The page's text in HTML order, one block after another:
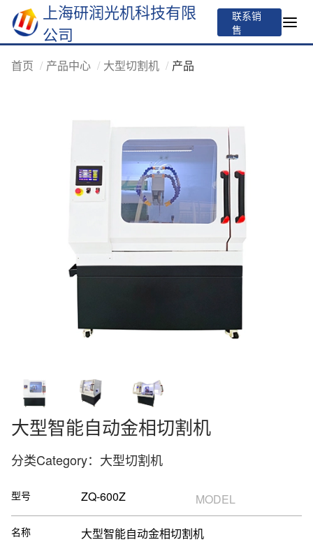
上海研润光机科技有限
公司
联系销
售
首页 产品中心 大型切割机 产品
大型智能自动金相切割机
分类Category：大型切割机
型号 ZQ-600Z MODEL
名称
大型智能自动金相切割机